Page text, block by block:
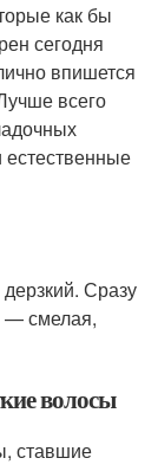
как бы
сегодня
впишется
всего
Сразу
— смелая,
волосы
ставшие